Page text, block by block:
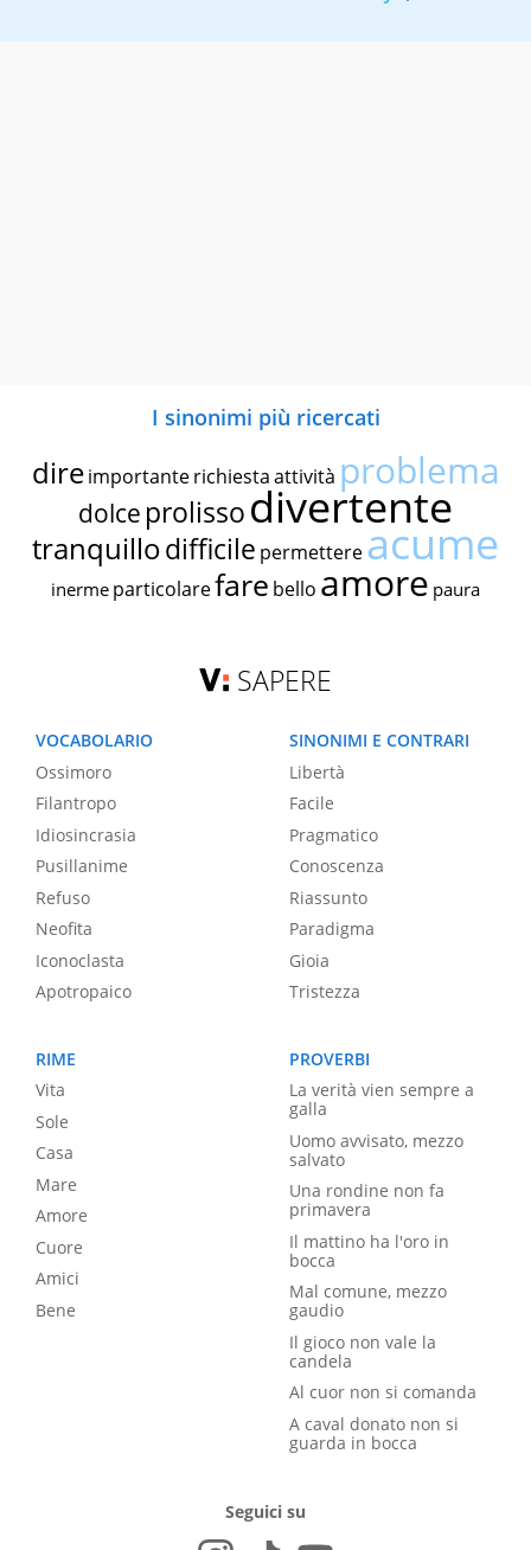
I sinonimi più ricercati
dire importante richiestaattività problema
dolce prolissodivertente
tranquillodifficile permettereacume
inerme particolarefare bello amore paura
SAPERE
VOCABOLARIO
Ossimoro
Filantropo
Idiosincrasia
Pusillanime
Refuso
Neofita
Iconoclasta
Apotropaico
SINONIMI E CONTRARI
Libertà
Facile
Pragmatico
Conoscenza
Riassunto
Paradigma
Gioia
Tristezza
RIME
Vita
Sole
Casa
Mare
Amore
Cuore
Amici
Bene
PROVERBI
La verità vien sempre a
galla
Uomo avvisato, mezzo
salvato
Una rondine non fa
primavera
Il mattino ha l'oro in
bocca
Mal comune, mezzo
gaudio
Il gioco non vale la
candela
Al cuor non si comanda
A caval donato non si
guarda in bocca
Seguici su